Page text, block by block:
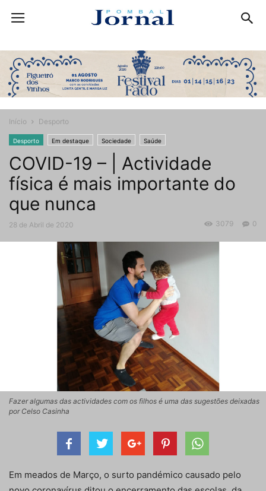
Início Desporto
Desporto Em destaque Sociedade Saúde
COVID-19 – | Actividade
física é mais importante do
que nunca
28 de Abril de 2020 0
3079
Fazer algumas das actividades com os filhos é uma das sugestões deixadas
por Celso Casinha
Em meados de Março, o surto pandémico causado pelo